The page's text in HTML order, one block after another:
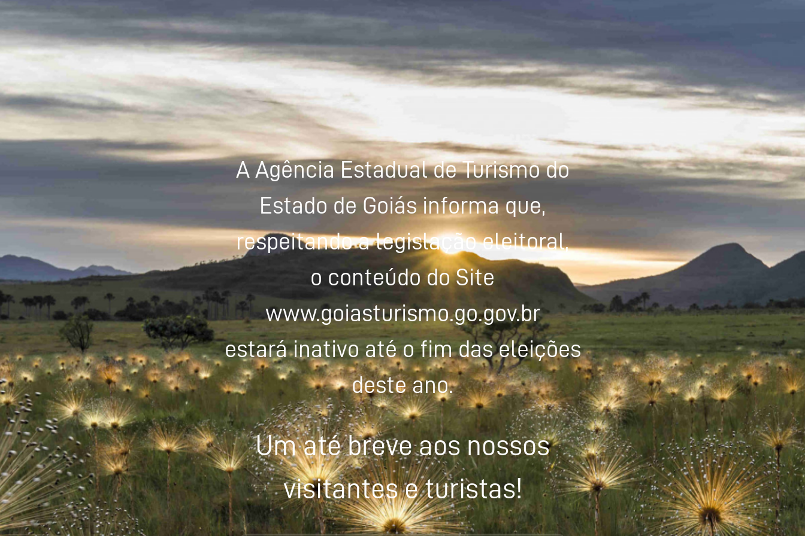
A Agência Estadual de Turismo do
Estado de Goiás informa que,
respeitando a legislação eleitoral,
o conteúdo do Site
www.goiasturismo.go.gov.br
estará inativo até o fim das eleições
deste ano.
Um até breve aos nossos
visitantes e turistas!